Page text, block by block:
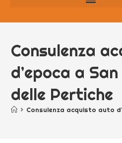
Consulenza
d’epoca a
delle Pertiche
> Consulenza acquisto auto